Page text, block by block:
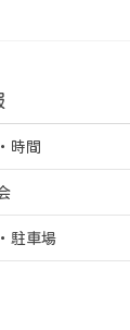
時間
駐車場